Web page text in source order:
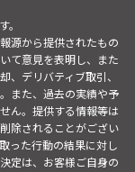
源から提供されたもの
て意見を表明し、また
、デリバティブ取引、
また、過去の実績や予
ん。提供する情報等は
除されることがござい
った行動の結果に対し
定は、お客様ご自身の